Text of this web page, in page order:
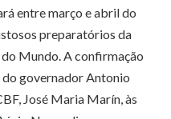
entre março e abril do
preparatórios da
Mundo. A confirmação
governador Antonio
José Maria Marín, às